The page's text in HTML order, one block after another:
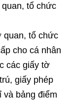
tổ chức
quan, tổ chức
cho cá nhân
các giấy tờ
giấy phép
và bảng điểm